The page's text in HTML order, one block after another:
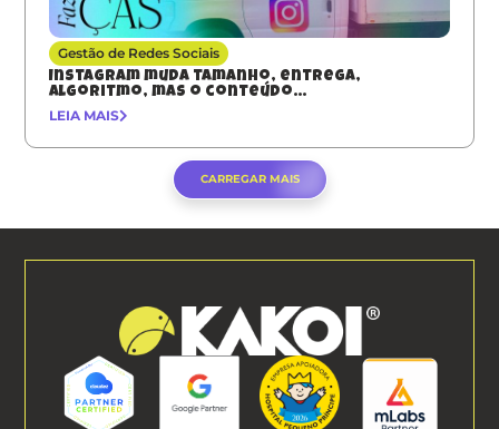
Gestão de Redes Sociais
Instagram muda tamanho, entrega,
algoritmo, mas o conteúdo…
LEIA MAIS
CARREGAR MAIS